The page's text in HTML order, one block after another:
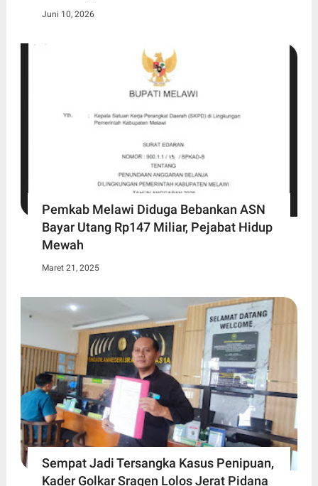
Juni 10, 2026
Pemkab Melawi Diduga Bebankan ASN
Bayar Utang Rp147 Miliar, Pejabat Hidup
Mewah
Maret 21, 2025
Sempat Jadi Tersangka Kasus Penipuan,
Kader Golkar Sragen Lolos Jerat Pidana